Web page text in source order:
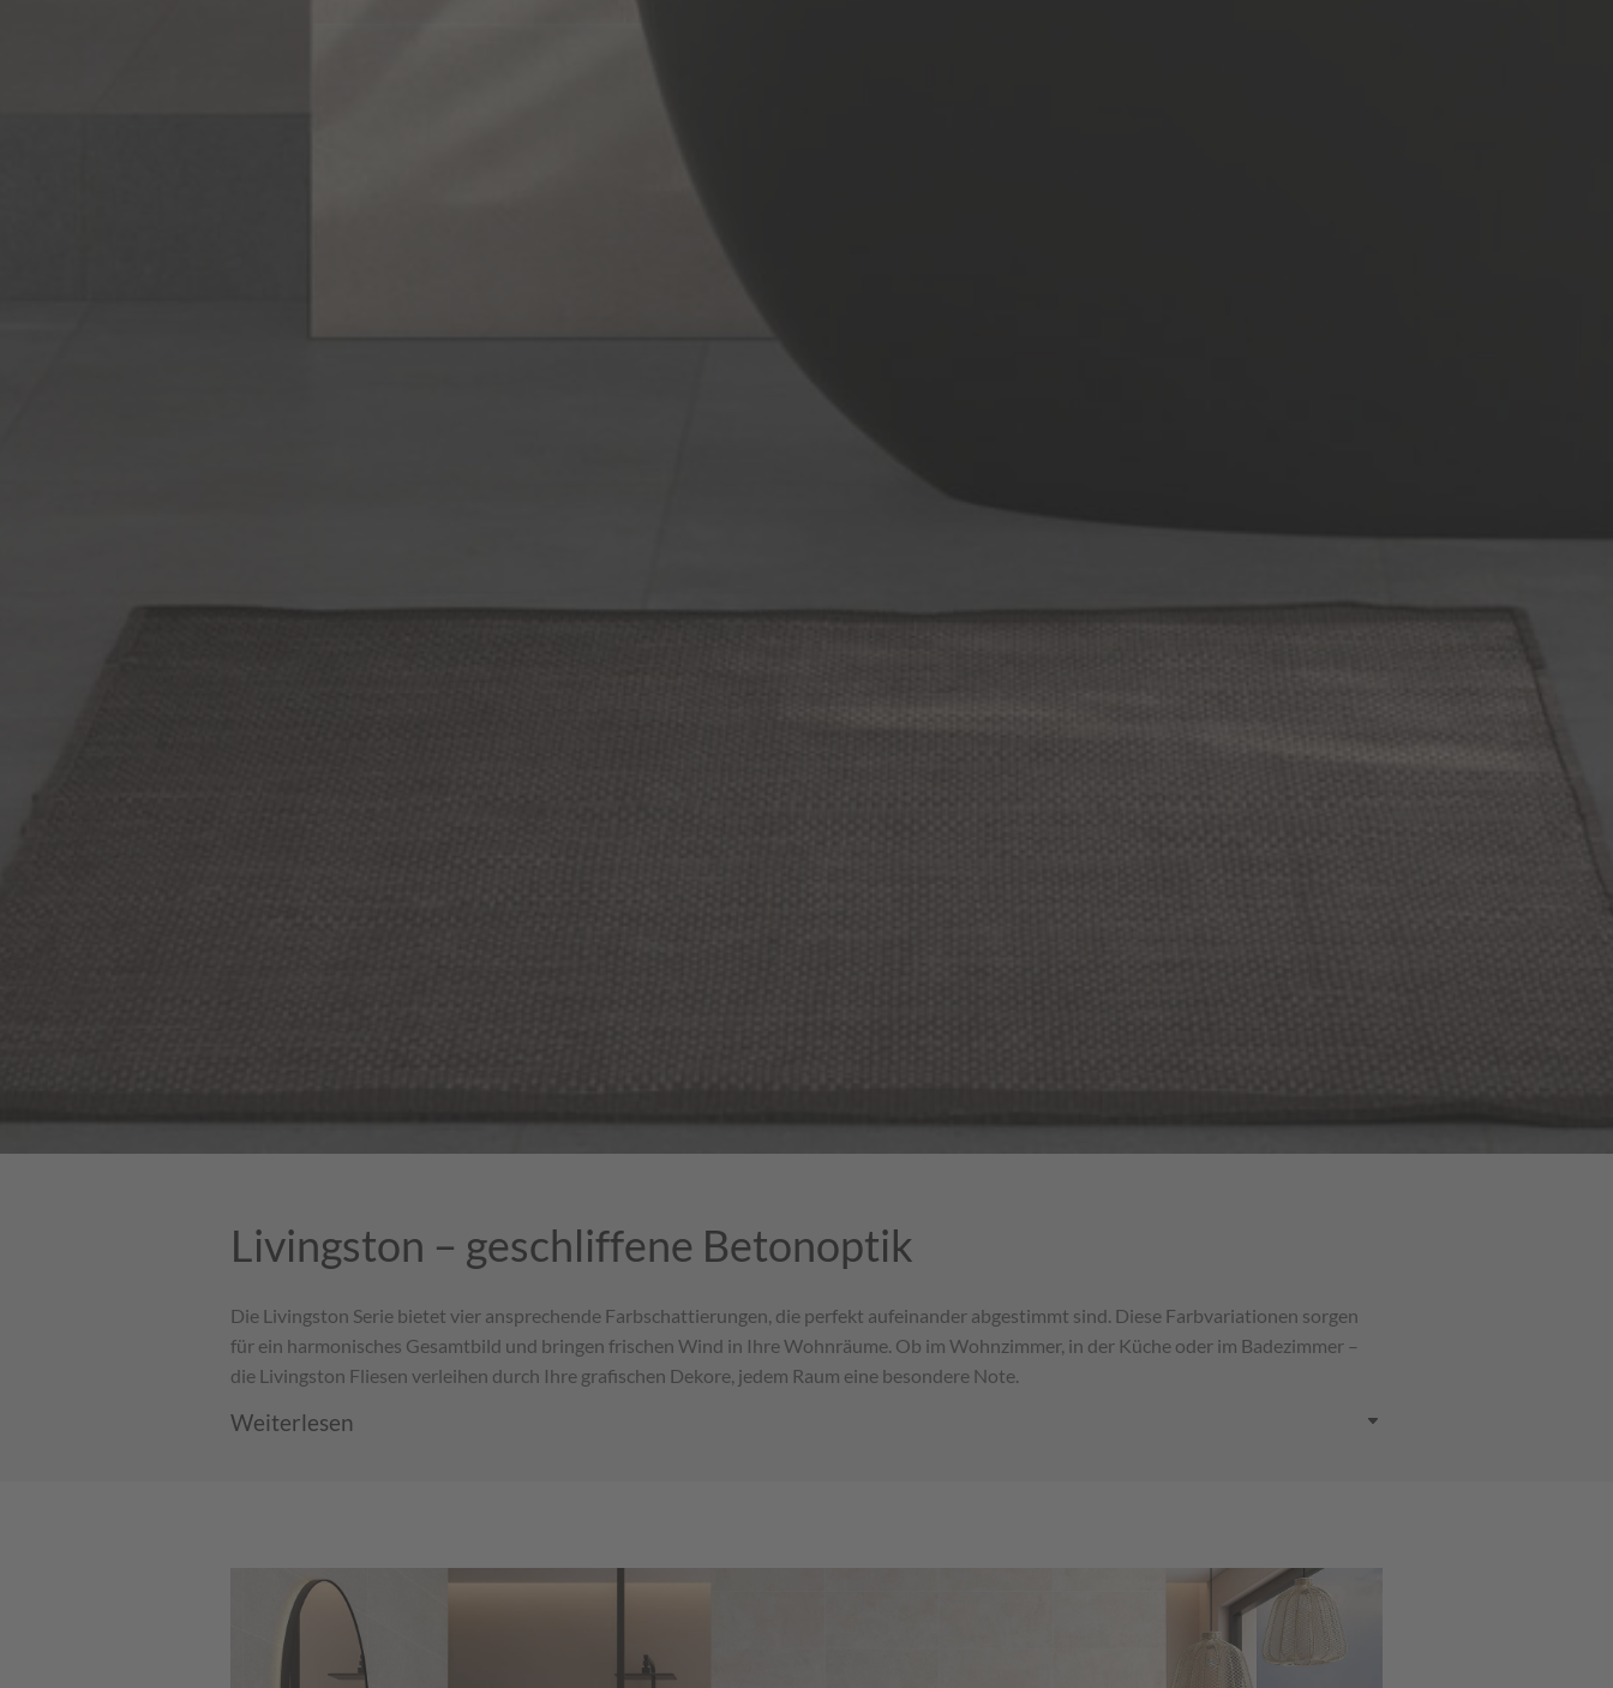
Livingston – geschliffene Betonoptik
Die Livingston Serie bietet vier ansprechende Farbschattierungen, die perfekt aufeinander abgestimmt sind. Diese Farbvariationen sorgen
für ein harmonisches Gesamtbild und bringen frischen Wind in Ihre Wohnräume. Ob im Wohnzimmer, in der Küche oder im Badezimmer –
die Livingston Fliesen verleihen durch Ihre grafischen Dekore, jedem Raum eine besondere Note.
Weiterlesen